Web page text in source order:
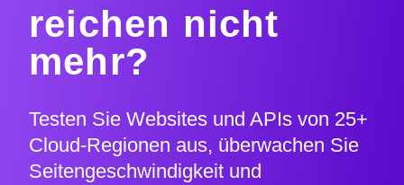
reichen nicht
mehr?
Testen Sie Websites und APIs von 25+
Cloud-Regionen aus, überwachen Sie
Seitengeschwindigkeit und